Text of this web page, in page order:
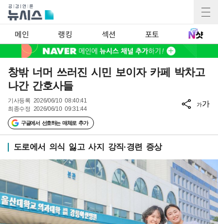
메인 랭킹 섹션 포토
창밖 너머 쓰러진 시민 보이자 카페 박차고
나간 간호사들
기사등록 2026/06/10 08:40:41
최종수정 2026/06/10 09:31:44
구글에서 선호하는 매체로 추가
가가
도로에서 의식 잃고 사지 강직·경련 증상